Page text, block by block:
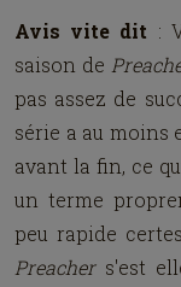
Avis vite dit :
saison de
pas assez de
série a au moins
avant la fin, ce
un terme
peu rapide
Preachers'est